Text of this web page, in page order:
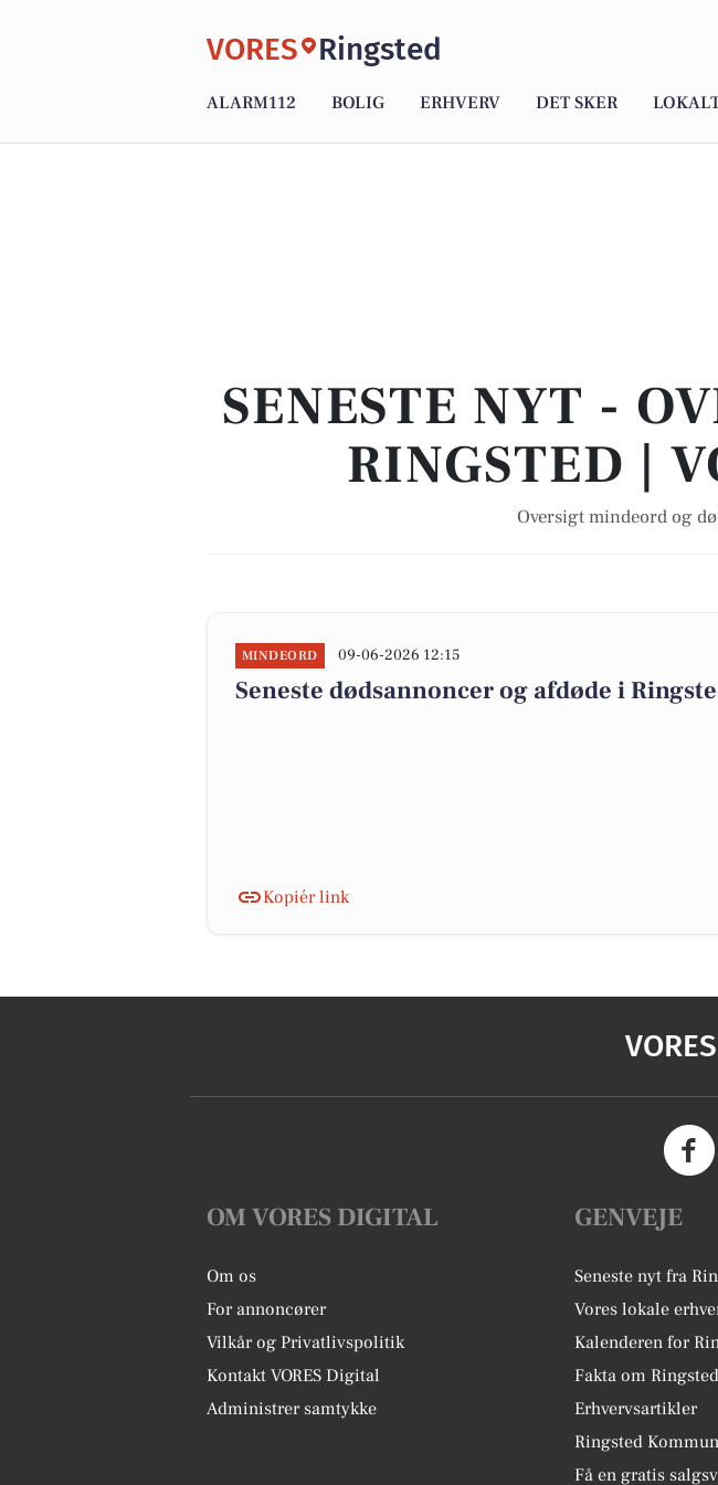
VORES Ringsted
ALARM112 BOLIG ERHVERV DET SKER
SENESTE NYT -
RINGSTED |
Oversigt mindeord og
MINDEORD 09-06-2026 12:15
Seneste dødsannoncer og afdøde i
Kopiér link
VORES
OM VORES DIGITAL
Om os
For annoncører
Vilkår og Privatlivspolitik
Kontakt VORES Digital
Administrer samtykke
GENVEJE
Seneste nyt fra
Vores lokale
Kalenderen for
Fakta om Ringsted
Erhvervsartikler
Ringsted
Få en gratis